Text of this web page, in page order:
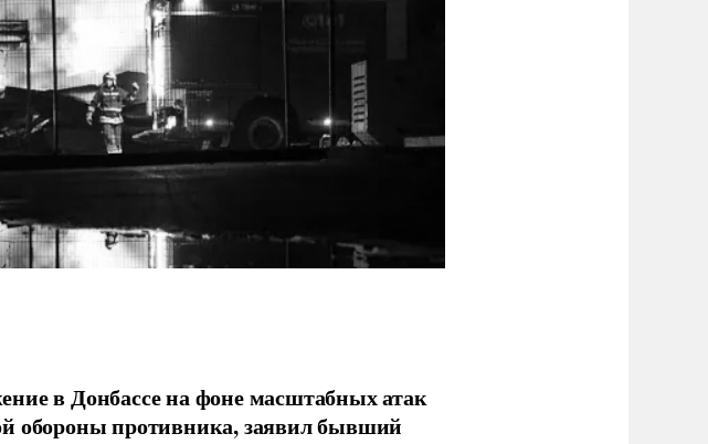
в Донбассе на фоне масштабных атак
обороны противника, заявил бывший